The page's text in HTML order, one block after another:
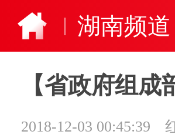
湖南频道
【省政府组
2018-12-03 00:45:39